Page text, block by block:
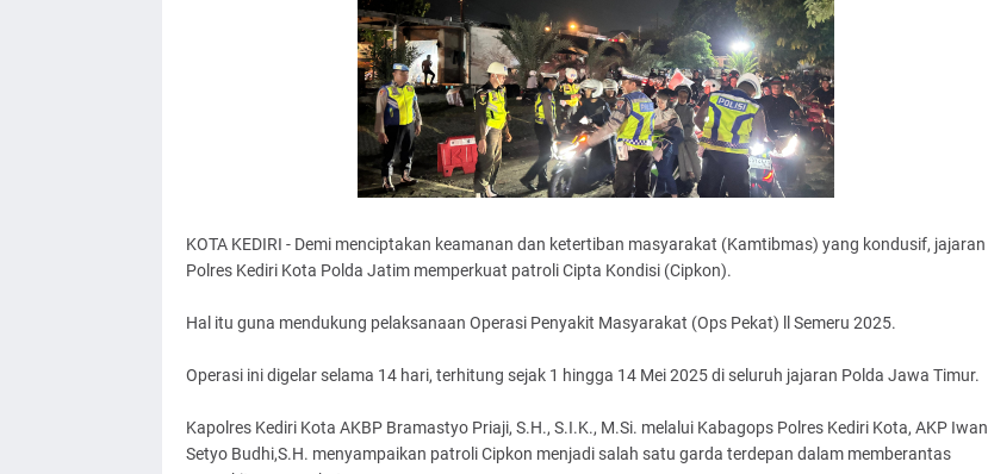
KOTA KEDIRI - Demi menciptakan keamanan dan ketertiban masyarakat (Kamtibmas) yang kondusif, jajaran
Polres Kediri Kota Polda Jatim memperkuat patroli Cipta Kondisi (Cipkon).
Hal itu guna mendukung pelaksanaan Operasi Penyakit Masyarakat (Ops Pekat) ll Semeru 2025.
Operasi ini digelar selama 14 hari, terhitung sejak 1 hingga 14 Mei 2025 di seluruh jajaran Polda Jawa Timur.
Kapolres Kediri Kota AKBP Bramastyo Priaji, S.H., S.I.K., M.Si. melalui Kabagops Polres Kediri Kota, AKP Iwan
Setyo Budhi,S.H. menyampaikan patroli Cipkon menjadi salah satu garda terdepan dalam memberantas